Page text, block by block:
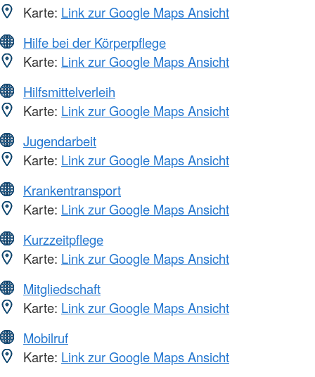
Karte: Link zur Google Maps Ansicht
Hilfe bei der Körperpflege
Karte: Link zur Google Maps Ansicht
Hilfsmittelverleih
Karte: Link zur Google Maps Ansicht
Jugendarbeit
Karte: Link zur Google Maps Ansicht
Krankentransport
Karte: Link zur Google Maps Ansicht
Kurzzeitpflege
Karte: Link zur Google Maps Ansicht
Mitgliedschaft
Karte: Link zur Google Maps Ansicht
Mobilruf
Karte: Link zur Google Maps Ansicht